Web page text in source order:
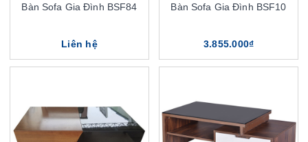
Bàn Sofa Gia Đình BSF84
Liên hệ
Bàn Sofa Gia Đình BSF10
3.855.000₫